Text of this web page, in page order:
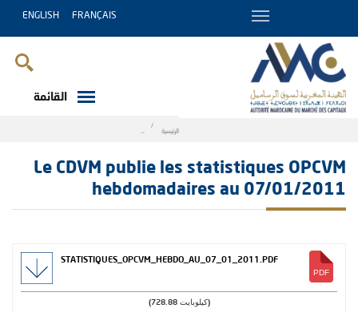
FRANÇAIS
ENGLISH
القائمة
الرئيسية statistiques OPCVM hebdomadaires au 07/01/2011
Le CDVM publie les statistiques OPCVM
hebdomadaires au 07/01/2011
STATISTIQUES_OPCVM_HEBDO_AU_07_01_2011.PDF
(728.88 كيلوبايت)